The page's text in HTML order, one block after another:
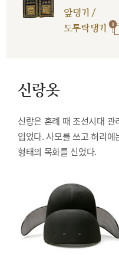
앞댕기 /
도투락댕기
신랑옷
신랑은 혼례 때 조선시대
입었다. 사모를 쓰고 허리
형태의 목화를 신었다.